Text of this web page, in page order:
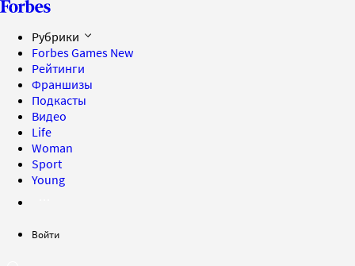
Рубрики
Forbes Games New
Рейтинги
Франшизы
Подкасты
Видео
Life
Woman
Sport
Young
Войти